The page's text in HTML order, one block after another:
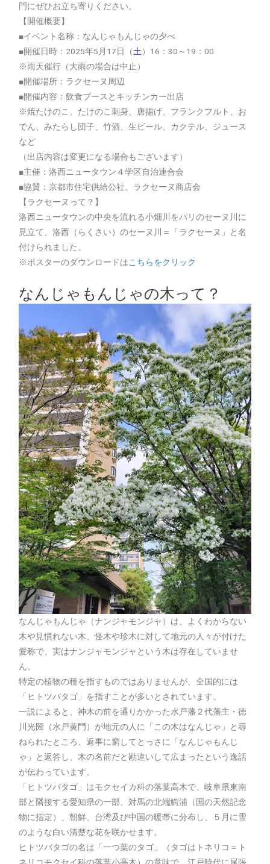
門にぜひお立ち寄りください。
【開催概要】
■イベント名称：なんじゃもんじゃの夕べ
■開催日時：2025年5月17日（土）16：30～19：00
※雨天催行（大雨の場合は中止）
■開催場所：ラクセーヌ周辺
■開催内容：飲食ブースとキッチンカー出店
※焼たけのこ、たけのこ刺身、唐揚げ、フランクフルト、お
でん、みたらし団子、竹酒、生ビール、カクテル、ジュース
など
（出店内容は変更になる場合もございます）
■主催：洛西ニュータウン４学区自治連合会
■協賛：京都市住宅供給公社、ラクセーヌ商店会
【ラクセーヌって？】
洛西ニュータウンの中央を流れる小畑川をパリのセーヌ川に
見立て、洛西（らくさい）のセーヌ川＝「ラクセーヌ」と名
付けられました。
※ポスターのダウンロードはこちらをクリック
なんじゃもんじゃの木って？
なんじゃもんじゃ（ナンジャモンジャ）は、よくわからない
木や見慣れない木、怪木や珍木に対して地元の人々が付けた
愛称で、実はナンジャモンジャという木は存在していませ
ん。
特定の植物の種を指すものではありませんが、全国的には
「ヒトツバタゴ」を指すことが多いとされています。
一説によると、神木の前を通りかかった水戸藩２代藩主・徳
川光圀（水戸黄門）が地元の人に「この木はなんじゃ」と尋
ねられたところ、返事に窮してとっさに「なんじゃもんじ
ゃ」と返答し、木の名前だと勘違いして広まったという逸話
が伝わっています。
「ヒトツバタゴ」はモクセイカ科の落葉高木で、岐阜県東南
部と隣接する愛知県の一部、対馬の北端鰐浦（国の天然記念
物に指定）、朝鮮、台湾及び中国の暖帯に分布し、５月に雪
のような白い清楚な花を咲かせます。
ヒトツバタゴの名は「一つ葉のタゴ」（タゴはトネリコ＝ト